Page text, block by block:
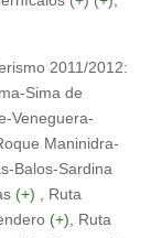
2011/2012:
Sima de
Veneguera-
Maninidra-
Balos-Sardina
(+) , Ruta
(+) , Ruta